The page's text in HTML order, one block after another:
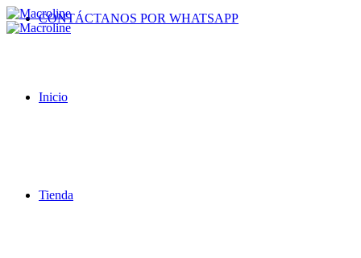
CONTÁCTANOS POR WHATSAPP
Inicio
Tienda